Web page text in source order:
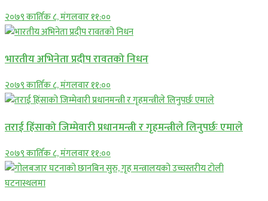
२०७९ कार्तिक ८, मंगलवार ११:००
भारतीय अभिनेता प्रदीप रावतको निधन
२०७९ कार्तिक ८, मंगलवार ११:००
तराई हिंसाको जिम्मेवारी प्रधानमन्त्री र गृहमन्त्रीले लिनुपर्छः एमाले
२०७९ कार्तिक ८, मंगलवार ११:००